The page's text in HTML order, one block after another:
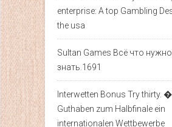
enterprise: A top Gambling
the usa
Sultan Games Всё что нужно
знать.1691
Interwetten Bonus Try thirty.
Guthaben zum Halbfinale ein
internationalen Wettbewerbe